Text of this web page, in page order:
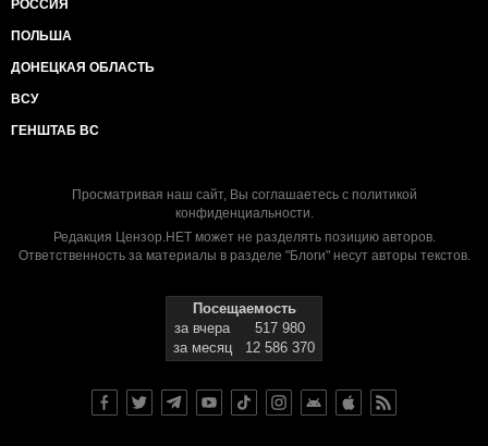
РОССИЯ
ПОЛЬША
ДОНЕЦКАЯ ОБЛАСТЬ
ВСУ
ГЕНШТАБ ВС
Просматривая наш сайт, Вы соглашаетесь с политикой
конфиденциальности.
Редакция Цензор.НЕТ может не разделять позицию авторов.
Ответственность за материалы в разделе "Блоги" несут авторы текстов.
Посещаемость
за вчера
517 980
за месяц
12 586 370